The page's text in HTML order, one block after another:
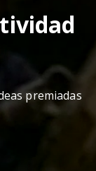
premiadas